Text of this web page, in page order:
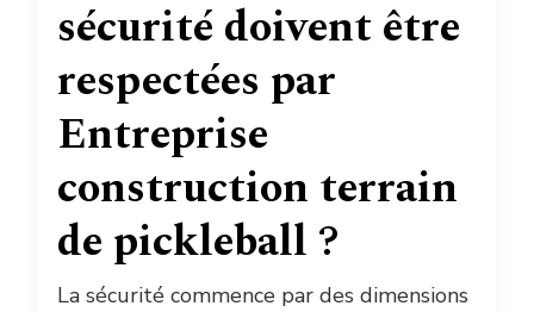
sécurité doivent être
respectées par
Entreprise
construction terrain
de pickleball ?
La sécurité commence par des dimensions